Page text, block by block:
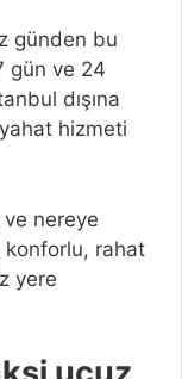
günden bu
gün ve 24
dışına
hizmeti
ve nereye
rahat
yere